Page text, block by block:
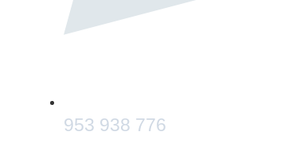
953 938 776